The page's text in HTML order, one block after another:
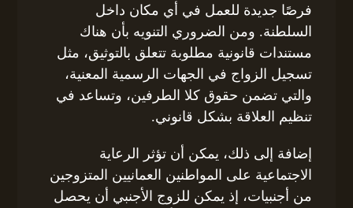
فرصًا جديدة للعمل في أي مكان داخل
السلطنة. ومن الضروري التنويه بأن هناك
مستندات قانونية مطلوبة تتعلق بالتوثيق، مثل
تسجيل الزواج في الجهات الرسمية المعنية،
والتي تضمن حقوق كلا الطرفين، وتساعد في
تنظيم العلاقة بشكل قانوني.
إضافة إلى ذلك، يمكن أن تؤثر الرعاية
الاجتماعية على المواطنين العمانيين المتزوجين
من أجنبيات، إذ يمكن للزوج الأجنبي أن يحصل